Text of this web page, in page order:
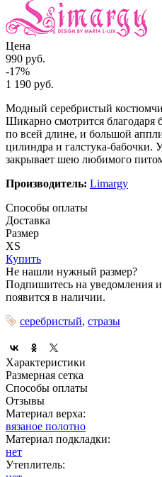
Цена
990 руб.
-17%
1 190 руб.
Модный серебристый
Шикарно смотрится
по всей длине, и большой
цилиндра и галстука-бабочки.
закрывает шею любимого
Производитель: Limargy
Способы оплаты
Доставка
Размер
XS
Купить
Не нашли нужный размер?
Подпишитесь на уведомления
появится в наличии.
серебристый, стразы
Характеристики
Размерная сетка
Способы оплаты
Отзывы
Материал верха:
вязаное полотно
Материал подкладки:
нет
Утеплитель: